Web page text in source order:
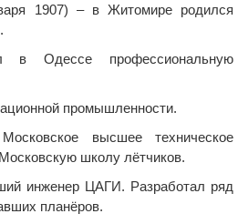
1907) – в Житомире родился
Одессе профессиональную
промышленности.
высшее техническое
школу лётчиков.
инженер ЦАГИ. Разработал ряд
планёров.